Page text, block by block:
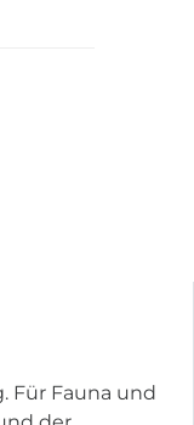
Für Fauna und